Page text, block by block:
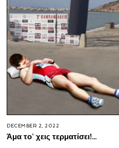
DECEMBER 2, 2022
Άμα το’ χεις τερματίσει!…